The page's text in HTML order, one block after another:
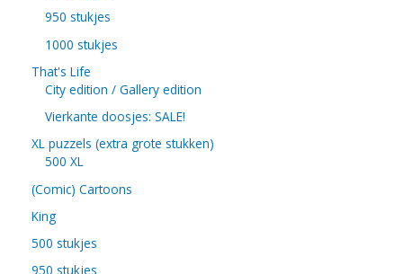
950 stukjes
1000 stukjes
That's Life
City edition / Gallery edition
Vierkante doosjes: SALE!
XL puzzels (extra grote stukken)
500 XL
(Comic) Cartoons
King
500 stukjes
950 stukjes